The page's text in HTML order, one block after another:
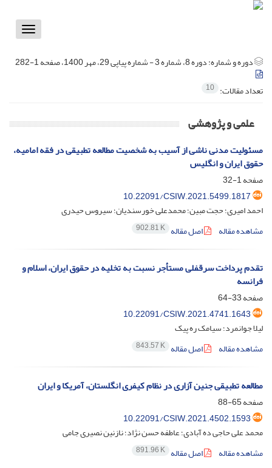
Toggle
دوره و شماره:دوره 8، شماره 3 - شماره پیاپی 29، مهر 1400، صفحه 1-282
تعداد مقالات: 10
علمی و پژوهشی
مسئولیت مدنی ناشی از آسیب به شخصیت مطالعه تطبیقی در فقه امامیه،
حقوق ایران و انگلیس
صفحه1-32
10.22091/CSIW.2021.5499.1817
احمد امیری؛ حجت مبین؛ محمدعلی خورسندیان؛ سیروس حیدری
مشاهده مقاله
اصل مقاله 902.81 K
تقدم پرداخت سرقفلی مستأجر نسبت به تخلیه در حقوق ایران، اسلام و
فرانسه
صفحه33-64
10.22091/CSIW.2021.4741.1643
لیلا جوانمرد؛ سیامک ره پیک
مشاهده مقاله
اصل مقاله 843.57 K
مطالعه تطبیقی جنین آزاری در نظام کیفری انگلستان، آمریکا و ایران
صفحه65-88
10.22091/CSIW.2021.4502.1593
محمد علی حاجی ده آبادی؛ عاطفه حسن نژاد؛ نازنین نصیری جامی
مشاهده مقاله
اصل مقاله 891.96 K